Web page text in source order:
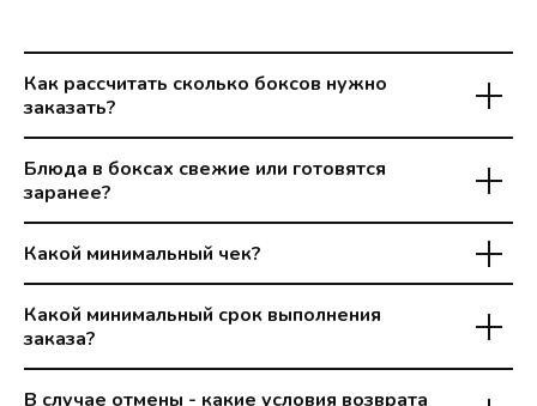
Как рассчитать сколько боксов нужно
заказать?
Блюда в боксах свежие или готовятся
заранее?
Какой минимальный чек?
Какой минимальный срок выполнения
заказа?
В случае отмены - какие условия возврата